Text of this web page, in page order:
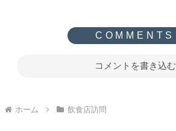
コメントを書き込む
ホーム 飲食店訪問